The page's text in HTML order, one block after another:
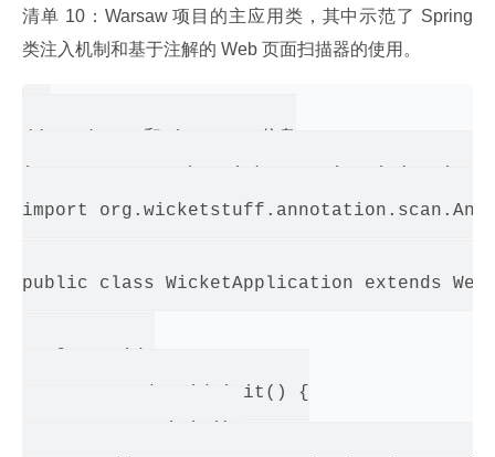
清单 10：Warsaw 项目的主应用类，其中示范了 Spring
类注入机制和基于注解的 Web 页面扫描器的使用。
import
public class WicketApplication extends
   protected void init() {